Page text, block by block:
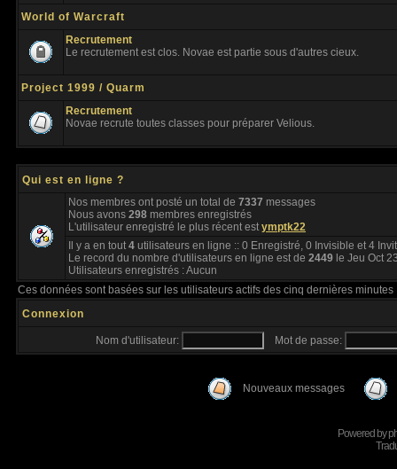
World of Warcraft
Recrutement
Le recrutement est clos. Novae est partie sous d'autres cieux.
Project 1999 / Quarm
Recrutement
Novae recrute toutes classes pour préparer Velious.
Qui est en ligne ?
Nos membres ont posté un total de 7337 messages
Nous avons 298 membres enregistrés
L'utilisateur enregistré le plus récent estymptk22
Il y a en tout4 utilisateurs en ligne :: 0 Enregistré, 0 Invisible et 4
Le record du nombre d'utilisateurs en ligne est de 2449 le Jeu Oct
Utilisateurs enregistrés : Aucun
Ces données sont basées sur les utilisateurs actifs des cinq dernières minutes
Connexion
Nom d'utilisateur: Mot de passe:
Nouveaux messages
Powered by